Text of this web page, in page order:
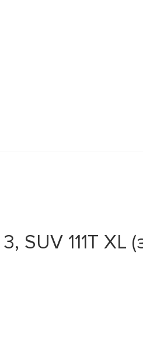
SUV 111T XL